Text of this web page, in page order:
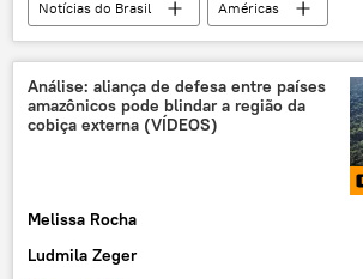
Notícias do Brasil
Américas
Caribe
Luiz Inácio Lula da Silva
Roraima
Brasil
Boa Vista
Congresso Nacional
integração regional
comércio
Análise: aliança de defesa entre países
amazônicos pode blindar a região da
cobiça externa (VÍDEOS)
Melissa Rocha
Ludmila Zeger